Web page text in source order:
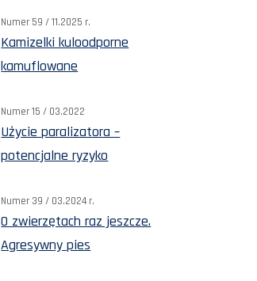
Numer 59 / 11.2025 r.
Kamizelki kuloodporne
kamuflowane
Numer 15 / 03.2022
Użycie paralizatora –
potencjalne ryzyko
Numer 39 / 03.2024 r.
O zwierzętach raz jeszcze.
Agresywny pies